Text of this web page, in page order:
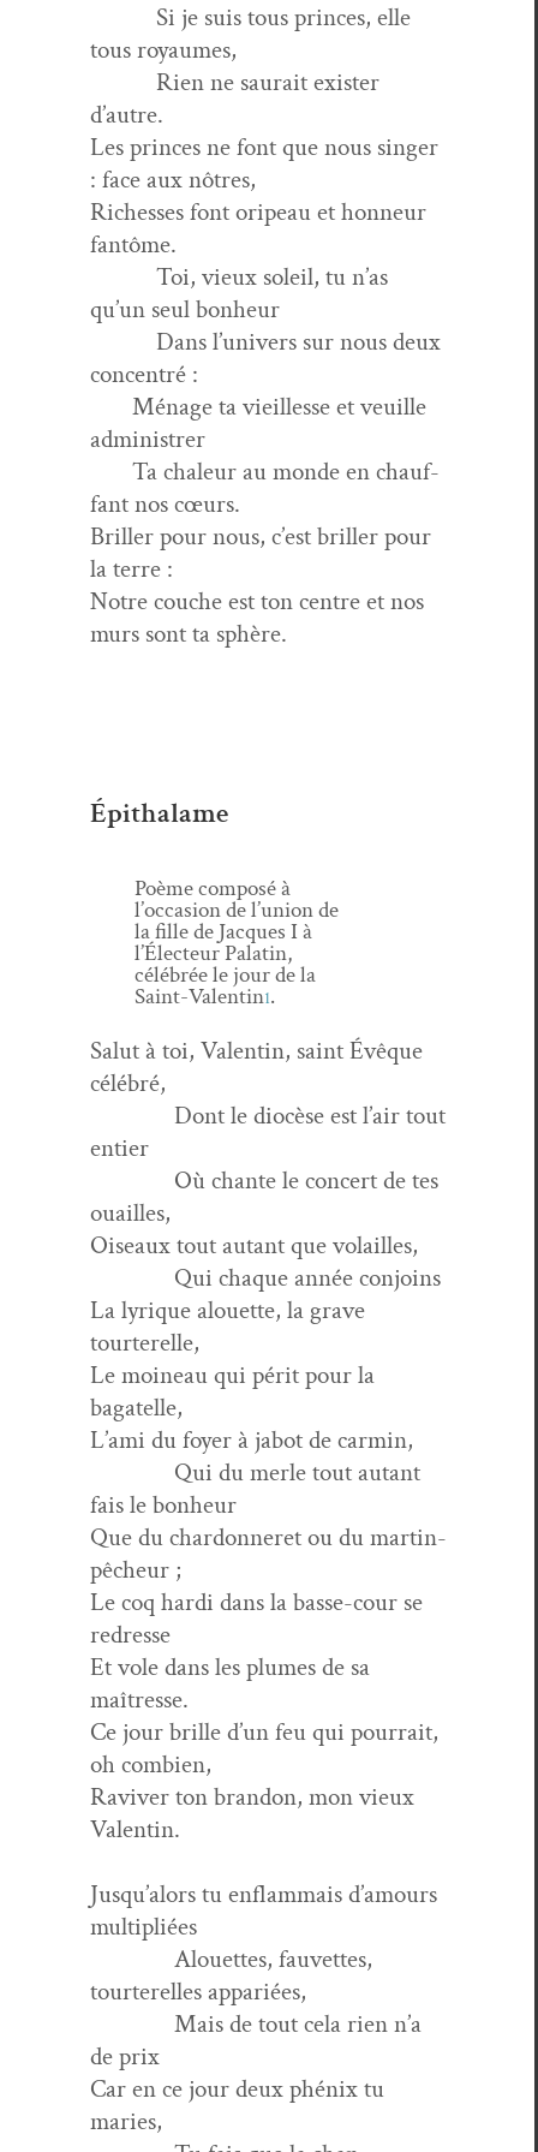
Si je suis tous princes, elle
tous royaumes,
Rien ne saurait exis­ter
d’autre.
Les princes ne font que nous singer
: face aux nôtres,
Richess­es font ori­peau et hon­neur
fantôme.
Toi, vieux soleil, tu n’as
qu’un seul bonheur
Dans l’u­nivers sur nous deux
concentré :
Ménage ta vieil­lesse et veuille
administrer
Ta chaleur au monde en chauf­
fant nos cœurs.
Briller pour nous, c’est briller pour
la terre :
Notre couche est ton cen­tre et nos
murs sont ta sphère.
Épithalame
Poème com­posé à
l’occasion de l’union de
la fille de Jacques I à
l’Électeur Palatin,
célébrée le jour de la
Saint-Valentin1.
Salut à toi, Valentin, saint Évêque
célébré,
Dont le diocèse est l’air tout
entier
Où chante le con­cert de tes
ouailles,
Oiseaux tout autant que volailles,
Qui chaque année conjoins
La lyrique alou­ette, la grave
tourterelle,
Le moineau qui périt pour la
bagatelle,
L’ami du foy­er à jabot de carmin,
Qui du mer­le tout autant
fais le bonheur
Que du chardon­neret ou du martin-
pêcheur ;
Le coq har­di dans la basse-cour se
redresse
Et vole dans les plumes de sa
maîtresse.
Ce jour brille d’un feu qui pour­rait,
oh combien,
Raviv­er ton bran­don, mon vieux
Valentin.
Jusqu’alors tu enflam­mais d’amours
multipliées
Alou­ettes, fau­vettes,
tourterelles appariées,
Mais de tout cela rien n’a
de prix
Car en ce jour deux phénix tu
maries,